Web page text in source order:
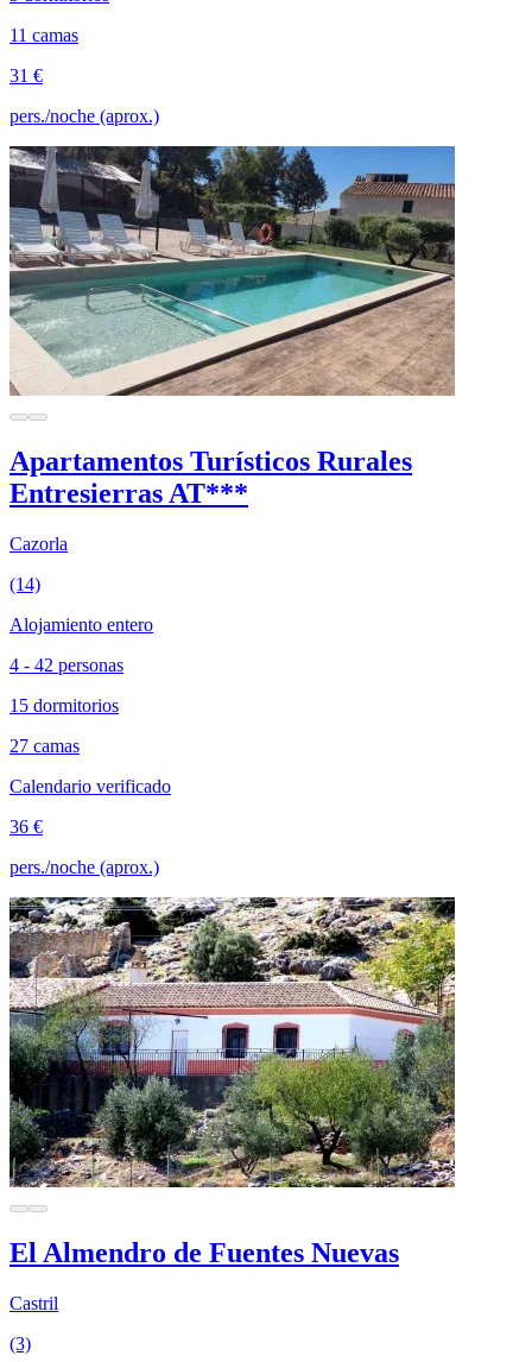
11 camas
31 €
pers./noche (aprox.)
Apartamentos Turísticos Rurales
Entresierras AT***
Cazorla
(14)
Alojamiento entero
4 - 42 personas
15 dormitorios
27 camas
Calendario verificado
36 €
pers./noche (aprox.)
El Almendro de Fuentes Nuevas
Castril
(3)